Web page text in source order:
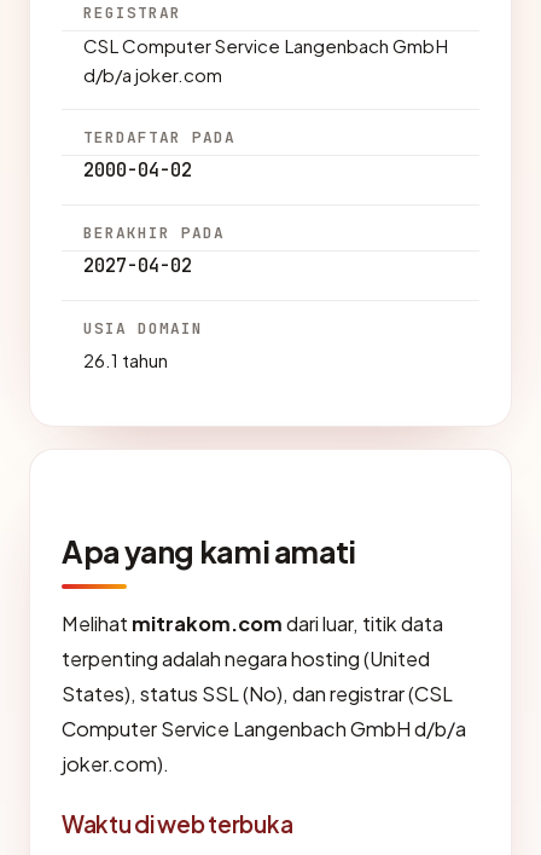
REGISTRAR
CSL Computer Service Langenbach GmbH
d/b/a joker.com
TERDAFTAR PADA
2000-04-02
BERAKHIR PADA
2027-04-02
USIA DOMAIN
26.1 tahun
Apa yang kami amati
Melihat mitrakom.comdari luar, titik data
terpenting adalah negara hosting (United
States), status SSL (No), dan registrar (CSL
Computer Service Langenbach GmbH d/b/a
joker.com).
Waktu di web terbuka